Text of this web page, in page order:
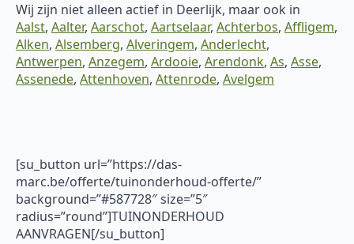
Wij zijn niet alleen actief in Deerlijk, maar ook in
Aalst, Aalter, Aarschot, Aartselaar, Achterbos, Affligem,
Alken, Alsemberg, Alveringem, Anderlecht,
Antwerpen, Anzegem, Ardooie, Arendonk, As, Asse,
Assenede, Attenhoven, Attenrode, Avelgem
[su_button url=”https://das-
marc.be/offerte/tuinonderhoud-offerte/”
background=”#587728″ size=”5″
radius=”round”]TUINONDERHOUD
AANVRAGEN[/su_button]